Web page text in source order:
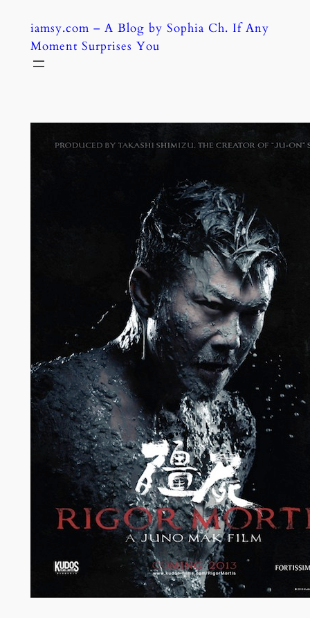
content
iamsy.com – A Blog by Sophia Ch. If Any
Moment Surprises You